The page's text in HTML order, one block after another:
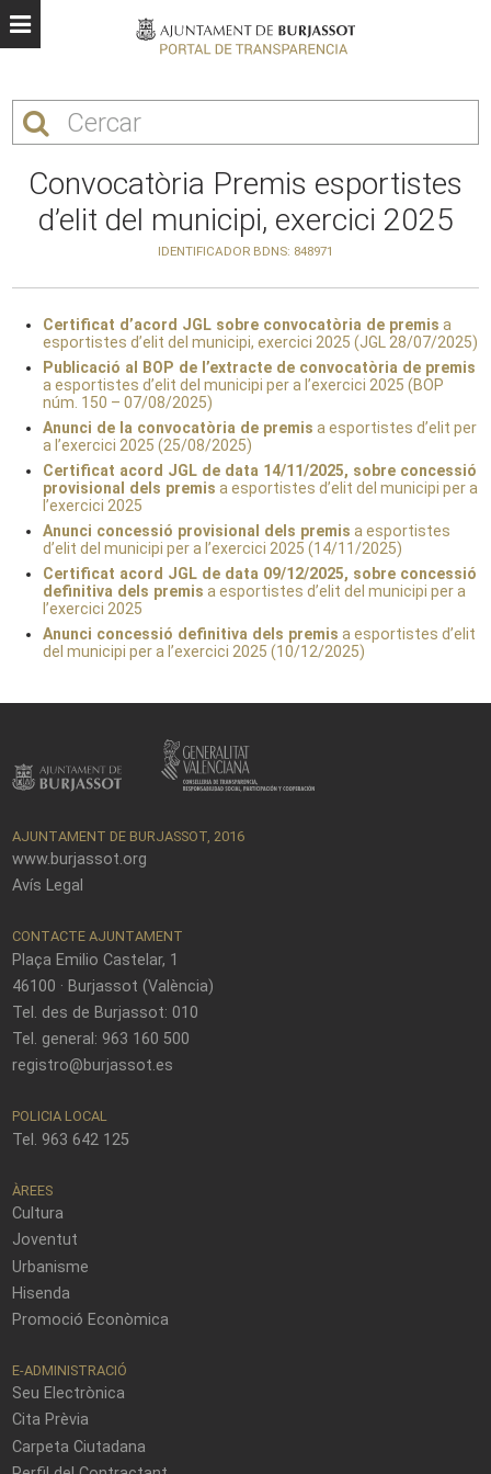
Convocatòria Premis esportistes
d’elit del municipi, exercici 2025
IDENTIFICADOR BDNS: 848971
Certificat d’acord JGL sobre convocatòria de premis a
esportistes d’elit del municipi, exercici 2025 (JGL 28/07/2025)
Publicació al BOP de l’extracte de convocatòria de premis
a esportistes d’elit del municipi per a l’exercici 2025 (BOP
núm. 150 – 07/08/2025)
Anunci de la convocatòria de premis a esportistes d’elit per
a l’exercici 2025 (25/08/2025)
Certificat acord JGL de data 14/11/2025, sobre concessió
provisional dels premis a esportistes d’elit del municipi per a
l’exercici 2025
Anunci concessió provisional dels premis a esportistes
d’elit del municipi per a l’exercici 2025 (14/11/2025)
Certificat acord JGL de data 09/12/2025, sobre concessió
definitiva dels premis a esportistes d’elit del municipi per a
l’exercici 2025
Anunci concessió definitiva dels premis a esportistes d’elit
del municipi per a l’exercici 2025 (10/12/2025)
AJUNTAMENT DE BURJASSOT, 2016
www.burjassot.org
Avís Legal
CONTACTE AJUNTAMENT
Plaça Emilio Castelar, 1
46100 · Burjassot (València)
Tel. des de Burjassot: 010
Tel. general: 963 160 500
registro@burjassot.es
POLICIA LOCAL
Tel. 963 642 125
ÀREES
Cultura
Joventut
Urbanisme
Hisenda
Promoció Econòmica
E-ADMINISTRACIÓ
Seu Electrònica
Cita Prèvia
Carpeta Ciutadana